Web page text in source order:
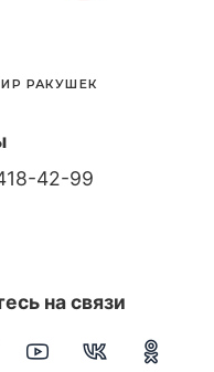
РАКУШЕК
42-99
на связи